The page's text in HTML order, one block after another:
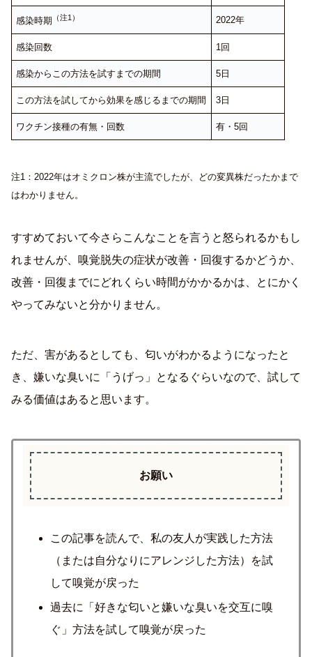
感染時期 （注1） 2022年
感染回数 1回
感染からこの方法を試すまでの期間 5日
この方法を試してから効果を感じるまでの期間 3日
ワクチン接種の有無・回数 有・5回
注1：2022年はオミクロン株が主流でしたが、どの変異株だったかまで
はわかりません。
すすめておいて今さらこんなことを言うと怒られるかもし
れませんが、嗅覚脱失の症状が改善・回復するかどうか、
改善・回復までにどれくらい時間がかかるかは、とにかく
やってみないと分かりません。
ただ、害があるとしても、匂いがわかるようになったと
き、嫌いな臭いに「うげっ」となるぐらいなので、試して
みる価値はあると思います。
お願い
この記事を読んで、私の友人が実践した方法
（または自分なりにアレンジした方法）を試
して嗅覚が戻った
過去に「好きな匂いと嫌いな臭いを交互に嗅
ぐ」方法を試して嗅覚が戻った